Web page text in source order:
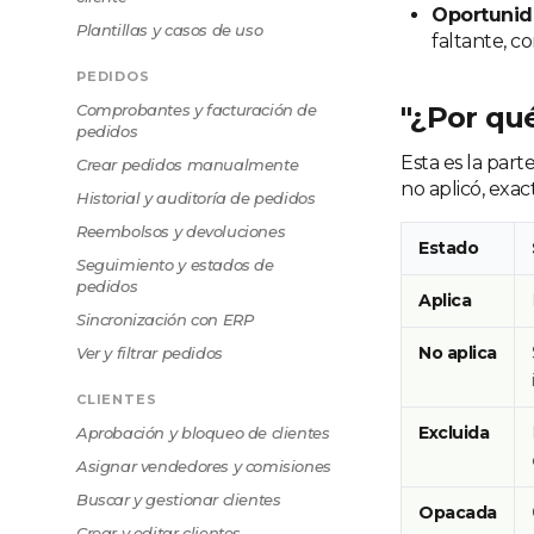
Plantillas y casos de uso
PEDIDOS
Comprobantes y facturación de
pedidos
Crear pedidos manualmente
Historial y auditoría de pedidos
Reembolsos y devoluciones
Seguimiento y estados de
pedidos
Sincronización con ERP
Ver y filtrar pedidos
CLIENTES
Aprobación y bloqueo de clientes
Asignar vendedores y comisiones
Buscar y gestionar clientes
faltante,
"¿Por
Esta es la
no aplicó,
Estado
Aplica
No aplica
Excluida
Opacada